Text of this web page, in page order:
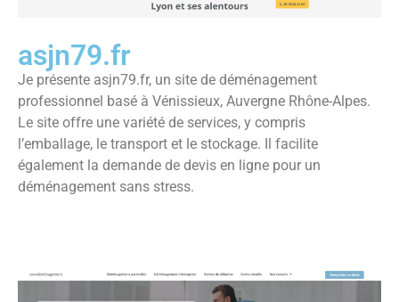
asjn79.fr
Je présente asjn79.fr, un site de déménagement
professionnel basé à Vénissieux, Auvergne Rhône-Alpes.
Le site offre une variété de services, y compris
l’emballage, le transport et le stockage. Il facilite
également la demande de devis en ligne pour un
déménagement sans stress.